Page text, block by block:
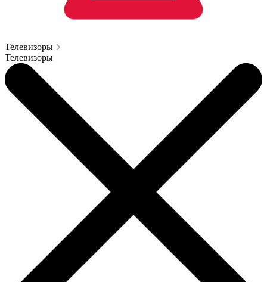
Телевизоры
Телевизоры